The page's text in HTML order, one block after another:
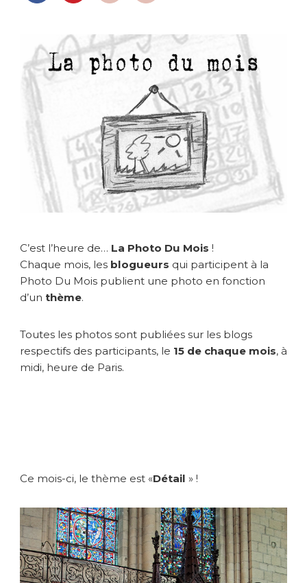
o
D
u
M
o
i
s
*
D
i
l
C’est l’heure de… La Photo Du Mois !
Chaque mois, les blogueurs qui participent à la
Photo Du Mois publient une photo en fonction
d’un thème.
Toutes les photos sont publiées sur les blogs
respectifs des participants, le 15 de chaque mois, à
midi, heure de Paris.
Ce mois-ci, le thème est «Détail » !